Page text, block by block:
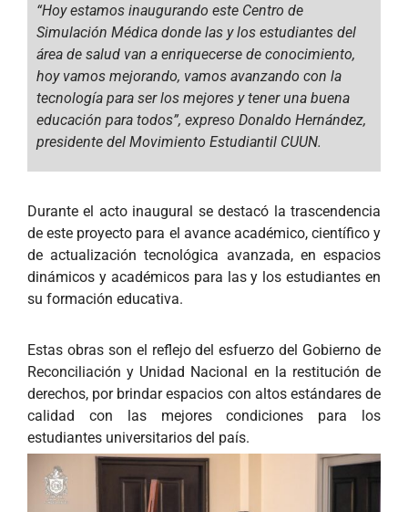
“Hoy estamos inaugurando este Centro de
Simulación Médica donde las y los estudiantes del
área de salud van a enriquecerse de conocimiento,
hoy vamos mejorando, vamos avanzando con la
tecnología para ser los mejores y tener una buena
educación para todos”, expreso Donaldo Hernández,
presidente del Movimiento Estudiantil CUUN.
Durante el acto inaugural se destacó la trascendencia
de este proyecto para el avance académico, científico y
de actualización tecnológica avanzada, en espacios
dinámicos y académicos para las y los estudiantes en
su formación educativa.
Estas obras son el reflejo del esfuerzo del Gobierno de
Reconciliación y Unidad Nacional en la restitución de
derechos, por brindar espacios con altos estándares de
calidad con las mejores condiciones para los
estudiantes universitarios del país.